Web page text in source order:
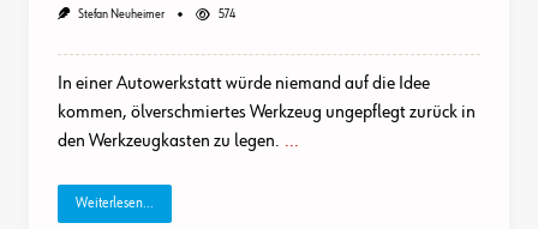
Stefan Neuheimer 574
In einer Autowerkstatt würde niemand auf die Idee
kommen, ölverschmiertes Werkzeug ungepflegt zurück in
den Werkzeugkasten zu legen. ...
Weiterlesen...